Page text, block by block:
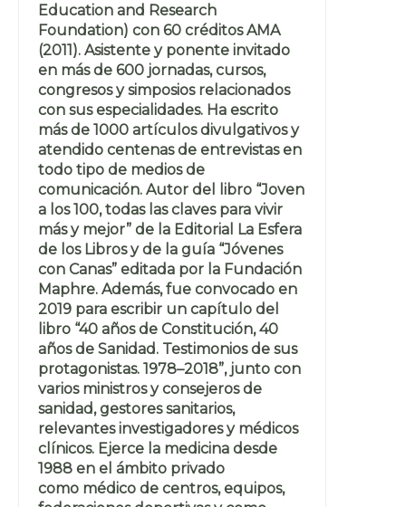
Education and Research
Foundation) con 60 créditos AMA
(2011). Asistente y ponente invitado
en más de 600 jornadas, cursos,
congresos y simposios relacionados
con sus especialidades. Ha escrito
más de 1000 artículos divulgativos y
atendido centenas de entrevistas en
todo tipo de medios de
comunicación. Autor del libro “Joven
a los 100, todas las claves para vivir
más y mejor” de la Editorial La Esfera
de los Libros y de la guía “Jóvenes
con Canas” editada por la Fundación
Maphre. Además, fue convocado en
2019 para escribir un capítulo del
libro “40 años de Constitución, 40
años de Sanidad. Testimonios de sus
protagonistas. 1978–2018”, junto con
varios ministros y consejeros de
sanidad, gestores sanitarios,
relevantes investigadores y médicos
clínicos. Ejerce la medicina desde
1988 en el ámbito privado
como médico de centros, equipos,